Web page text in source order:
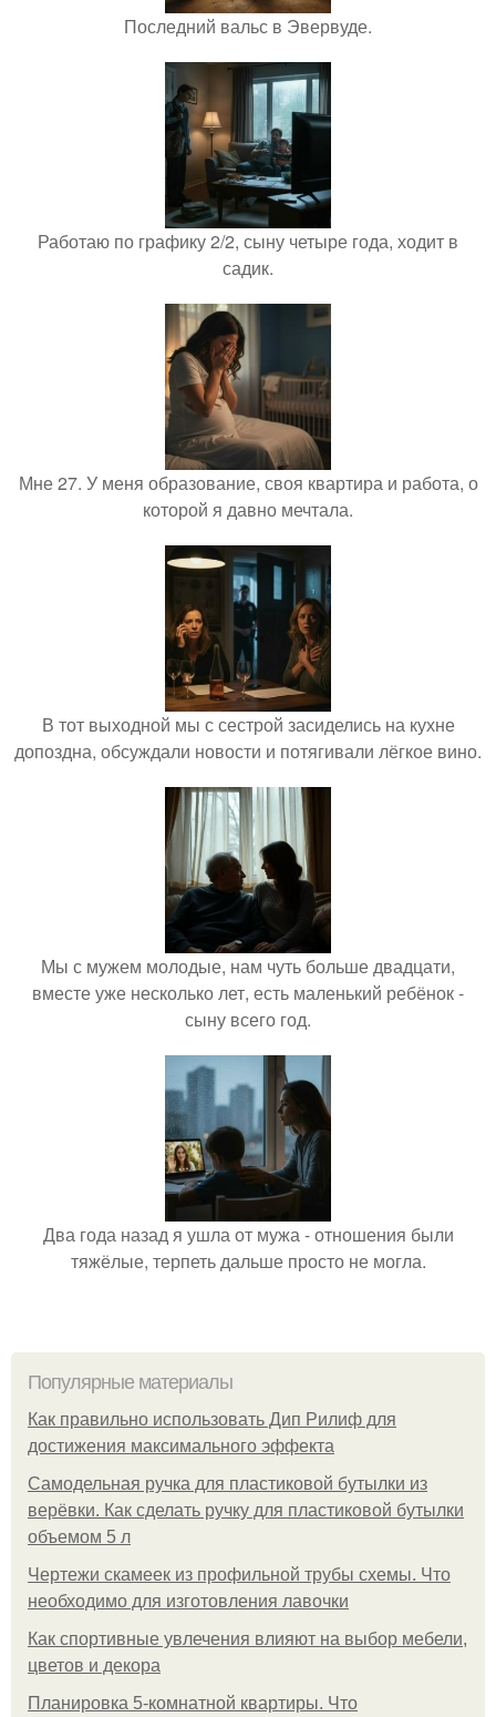
Последний вальс в Эвервуде.
Работаю по графику 2/2, сыну четыре года, ходит в
садик.
Мне 27. У меня образование, своя квартира и работа, о
которой я давно мечтала.
В тот выходной мы с сестрой засиделись на кухне
допоздна, обсуждали новости и потягивали лёгкое вино.
Мы с мужем молодые, нам чуть больше двадцати,
вместе уже несколько лет, есть маленький ребёнок -
сыну всего год.
Два года назад я ушла от мужа - отношения были
тяжёлые, терпеть дальше просто не могла.
Популярные материалы
Как правильно использовать Дип Рилиф для
достижения максимального эффекта
Самодельная ручка для пластиковой бутылки из
верёвки. Как сделать ручку для пластиковой бутылки
объемом 5 л
Чертежи скамеек из профильной трубы схемы. Что
необходимо для изготовления лавочки
Как спортивные увлечения влияют на выбор мебели,
цветов и декора
Планировка 5-комнатной квартиры. Что